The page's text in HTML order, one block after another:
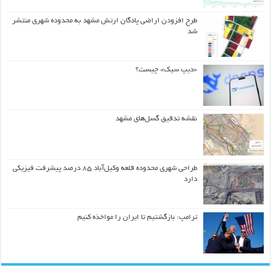
طرح افزودن اراضی پادگان ارتش مشهد به محدوده شهری منتشر
شد
«دیپ سیک» چیست؟
نقشه تدقیق گسل‌های مشهد
طراحی شهری محدوده قلعه وکیل‌آباد ۸۵ درصد پیشرفت فیزیکی
دارد
ترامپ: بازگشتیم تا ایران را مواخذه کنیم